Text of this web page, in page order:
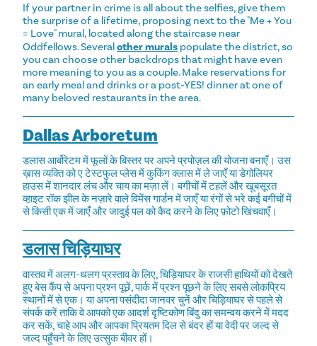
If your partner in crime is all about the selfies, give them
the surprise of a lifetime, proposing next to the "Me + You
= Love" mural, located along the staircase near
Oddfellows. Severalother murals populate the district, so
you can choose other backdrops that might have even
more meaning to you as a couple. Make reservations for
an early meal and drinks or a post-YES! dinner at one of
many beloved restaurants in the area.
Dallas Arboretum
डलास आर्बोरेटम में फूलों के बिस्तर पर अपने प्रपोज़ल की योजना बनाएँ। उस
ख़ास व्यक्ति को ए टेस्टफुल प्लेस में कुकिंग क्लास में ले जाएँ या डेगोलियर
हाउस में शानदार लंच और चाय का मज़ा लें। बगीचों में टहलें और खूबसूरत
व्हाइट रॉक झील के नज़ारे वाले विमेंस गार्डन में जाएँ या रंगों से भरे कई बगीचों में
से किसी एक में जाएँ और जादुई पल को कैद करने के लिए फ़ोटो खिंचवाएँ।
डलास चिड़ियाघर
वास्तव में अलग-थलग प्रस्ताव के लिए, चिड़ियाघर के राजसी हाथियों को देखते
हुए बेस कैंप से अपना प्रश्न पूछें, पार्क में प्रश्न पूछने के लिए सबसे लोकप्रिय
स्थानों में से एक। या अपना पसंदीदा जानवर चुनें और चिड़ियाघर से पहले से
संपर्क करें ताकि वे आपको एक आदर्श दृष्टिकोण बिंदु का समन्वय करने में मदद
कर सकें, चाहे आप और आपका प्रियतम दिल से बंदर हों या वेदी पर जल्द से
जल्द पहुँचने के लिए उत्सुक बीवर हों।